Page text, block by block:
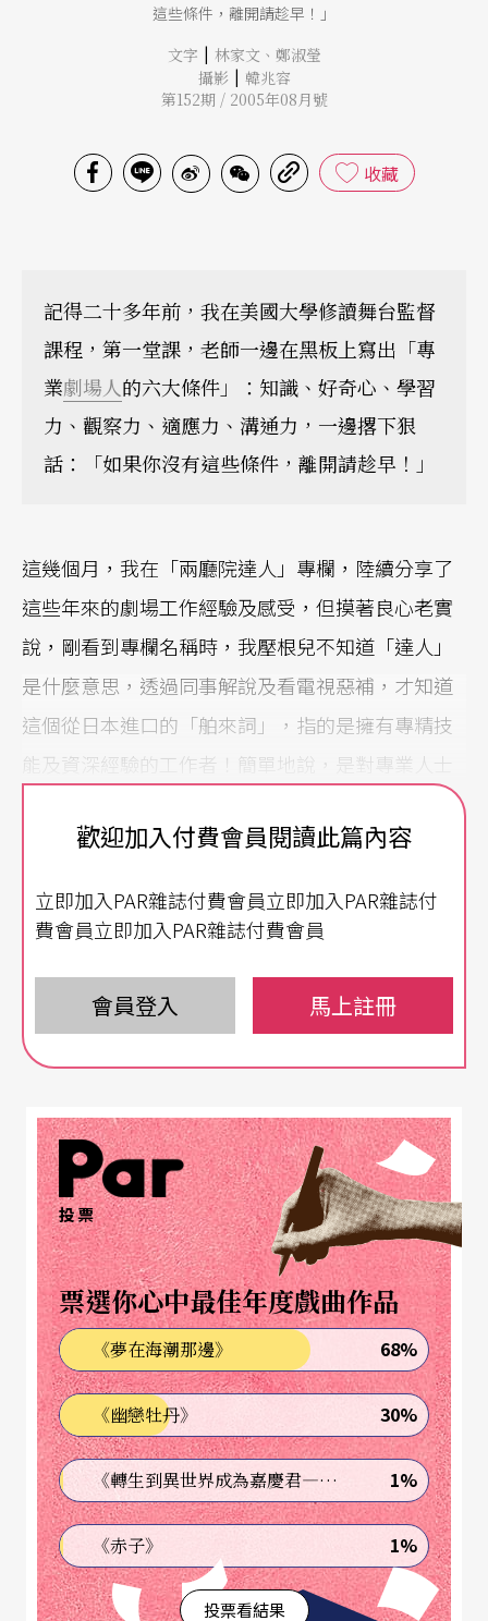
這些條件，離開請趁早！」
文字 | 林家文 、 鄭淑瑩
攝影 | 韓兆容
第152期 / 2005年08月號
收藏
記得二十多年前，我在美國大學修讀舞台監督
課程，第一堂課，老師一邊在黑板上寫出「專
業劇場人的六大條件」：知識、好奇心、學習
力、觀察力、適應力、溝通力，一邊撂下狠
話：「如果你沒有這些條件，離開請趁早！」
這幾個月，我在「兩廳院達人」專欄，陸續分享了
這些年來的劇場工作經驗及感受，但摸著良心老實
說，剛看到專欄名稱時，我壓根兒不知道「達人」
是什麼意思，透過同事解說及看電視惡補，才知道
這個從日本進口的「舶來詞」，指的是擁有專精技
能及資深經驗的工作者！簡單地說，是對專業人士
人員，必須具備什麼樣的條件？對我而言，這一直
是個有趣又嚴肅的大哉問。
六大條件，專業劇場人必備
記得二十多年前，我在美國大學修讀舞台監督課
人的六大條件」，一邊撂下狠話：「如果你沒有這
些條件，離開請趁早！」把台下的我們嚇得緊張兮
兮。這六項條件——知識、好奇心、學習力、觀察
力、適應力、溝通力，直到現在都深印我的腦海
裡。我並沒有死背教條，而是在工作的歷程中，真
實體會到這些特質，是如何影響著一個專業人才的
產生。
說的更簡單一點，第一個條件「知識」，指的當然
是關於劇場技術的專業知識，這部分是可以從學校
教育或書本上獲得的。但在「專業知識」之外，劇
場技術人員還需要很多的「專業經驗」，從活生生
的實戰中學習到工作的方式及技巧。由於是從做中
歡迎加入付費會員閱讀此篇內容
立即加入PAR雜誌付費會員立即加入PAR雜誌付
費會員立即加入PAR雜誌付費會員
會員登入 馬上註冊
投票
票選你心中最佳年度戲曲作品
《夢在海潮那邊》 68%
《幽戀牡丹》 30%
《轉生到異世界成為嘉慶君—發現我的祖先是詐騙集團!?》 1%
《赤子》 1%
投票看結果